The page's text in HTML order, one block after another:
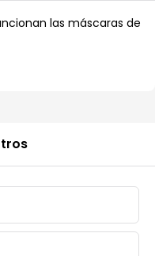
las máscaras de